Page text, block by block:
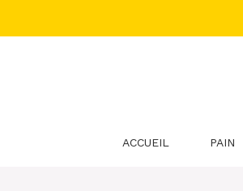
ACCUEIL PAIN